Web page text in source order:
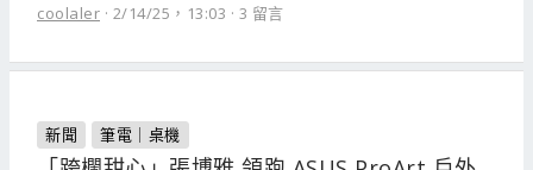
coolaler 2/14/25，13:03 3 留言
新聞 筆電｜桌機